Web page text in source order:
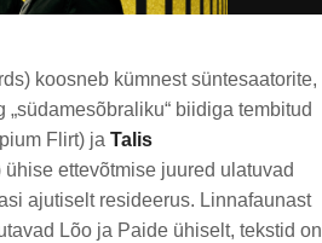
koosneb kümnest süntesaatorite,
biidiga tembitud
Flirt) ja Talis
ettevõtmise juured ulatuvad
ajutiselt resideerus. Linnafaunast
Lõo ja Paide ühiselt, tekstid on